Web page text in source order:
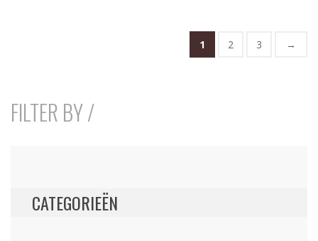
1 2 3 →
FILTER BY /
CATEGORIEËN